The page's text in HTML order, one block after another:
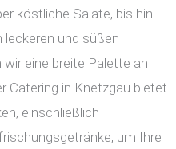
köstliche Salate, bis hin
leckeren und süßen
eine breite Palette an
Catering in Knetzgau bietet
einschließlich
um Ihre